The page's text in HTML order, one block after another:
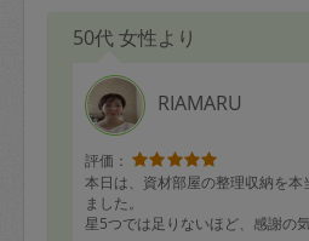
50代 女性より
RIAMARU
評価：
本日は、資材部屋の整理収納を本
ました。
星5つでは足りないほど、感謝の